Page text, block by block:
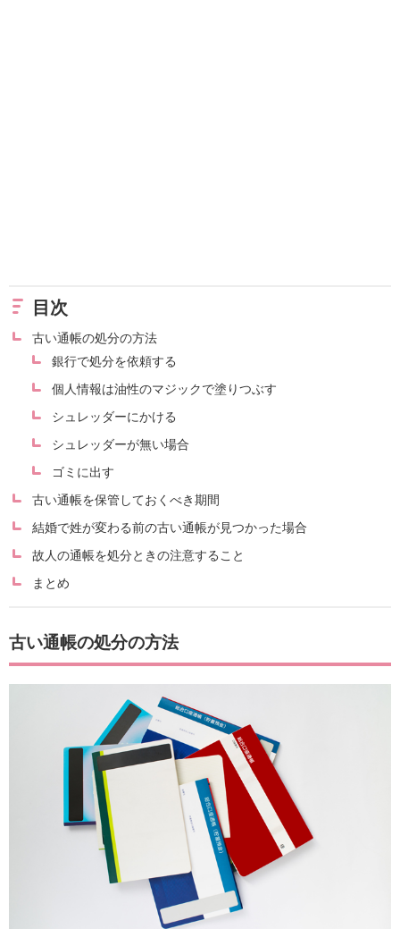
目次
古い通帳の処分の方法
銀行で処分を依頼する
個人情報は油性のマジックで塗りつぶす
シュレッダーにかける
シュレッダーが無い場合
ゴミに出す
古い通帳を保管しておくべき期間
結婚で姓が変わる前の古い通帳が見つかった場合
故人の通帳を処分ときの注意すること
まとめ
古い通帳の処分の方法